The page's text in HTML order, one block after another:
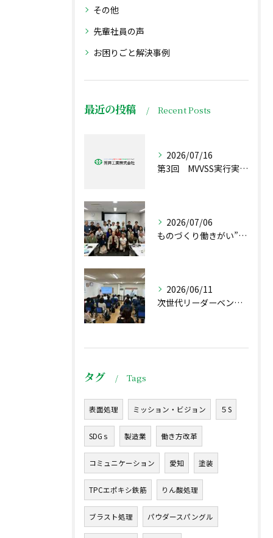
その他
先輩社員の声
お困りごと解決事例
最近の投稿 Recent Posts
2026/07/16
第3回 MVVSS実行実現プロジェクト2026 リーダー会議が行われました。(Kブログ)
2026/07/06
ものづくり働きがい”プレサミット”inあいち を開催しました ヤスブログ
2026/06/11
次世代リーダーベンチマーク研究会が当社で開催されました（前島ブログ）
タグ Tags
表面処理 ミッション・ビジョン ５S
SDGｓ 製造業 働き方改革
コミュニケーション 愛知 塗装
TPCエポキシ鉄筋 りん酸処理
ブラスト処理 パウダースパングル